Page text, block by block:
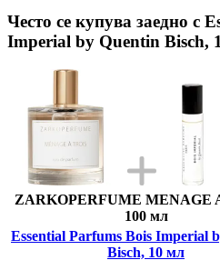
Често се купува заедно с
Imperial by Quentin Bisch,
ZARKOPERFUME MENAGE
100 мл
Essential Parfums Bois Imperial
Bisch, 10 мл